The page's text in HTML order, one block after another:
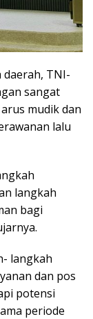
TNI-
sangat
mudik dan
lalu
langkah
bagi
langkah
dan pos
potensi
periode